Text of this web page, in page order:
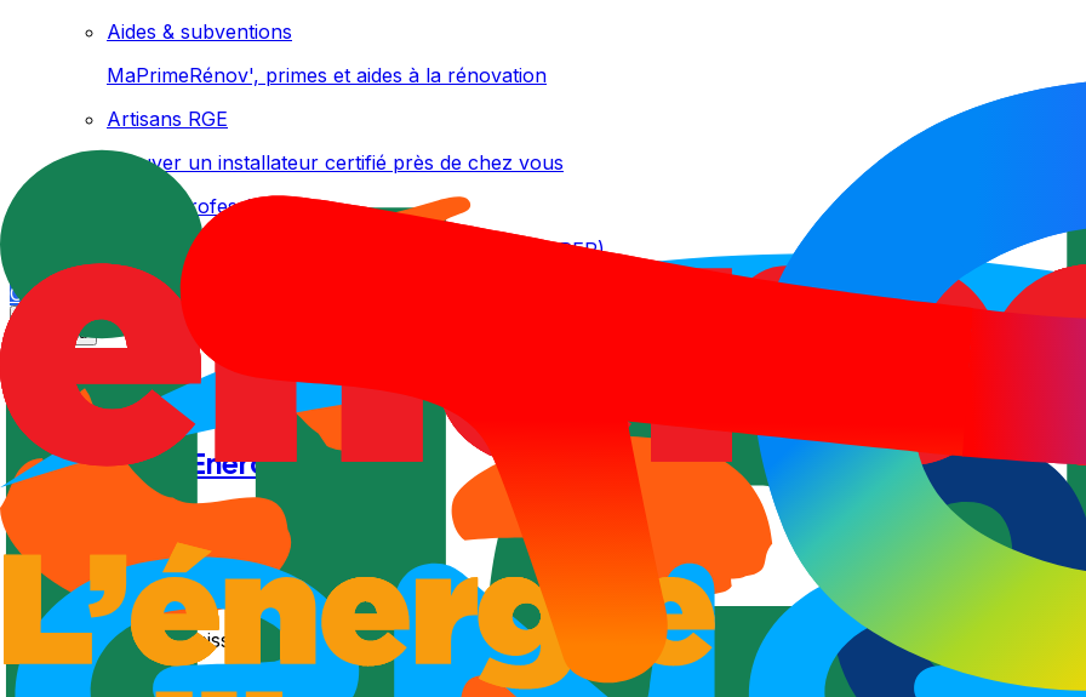
Aides & subventions
MaPrimeRénov', primes et aides à la rénovation
Artisans RGE
Trouver un installateur certifié près de chez vous
Solaire professionnel
Entreprises, agricole, ombrières de parking (loi APER)
Comparer les offres
Menu
Comparatif
/
Enercoop vs ilek vs TotalEnergies
🏆 Gagnant : Enercoop
Mis à jour le6 août 2026
Économies potentielles
%
Comparaison
3 fournisseurs
basée sur les offres les moins chères disponibles.
Calcul pour une consommation de 5 000 kWh/an. Simuler mes économies